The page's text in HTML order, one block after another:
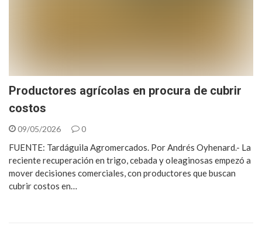
Productores agrícolas en procura de cubrir
costos
09/05/2026 0
FUENTE: Tardáguila Agromercados. Por Andrés Oyhenard.- La
reciente recuperación en trigo, cebada y oleaginosas empezó a
mover decisiones comerciales, con productores que buscan
cubrir costos en…